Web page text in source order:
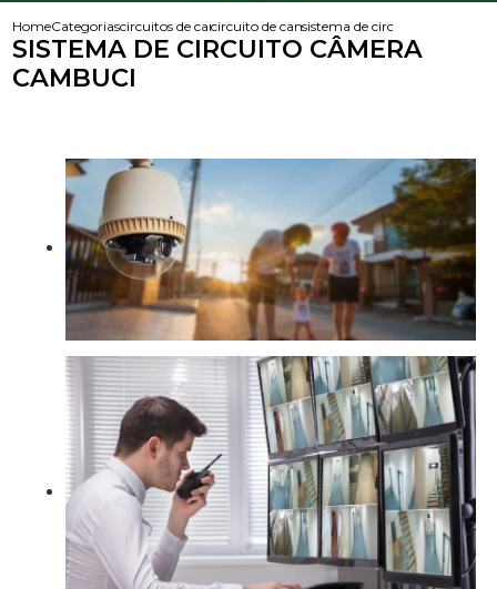
HomeCategoriascircuitos de camerascircuito de camerassistema de circuito camera
SISTEMA DE CIRCUITO CÂMERA
CAMBUCI